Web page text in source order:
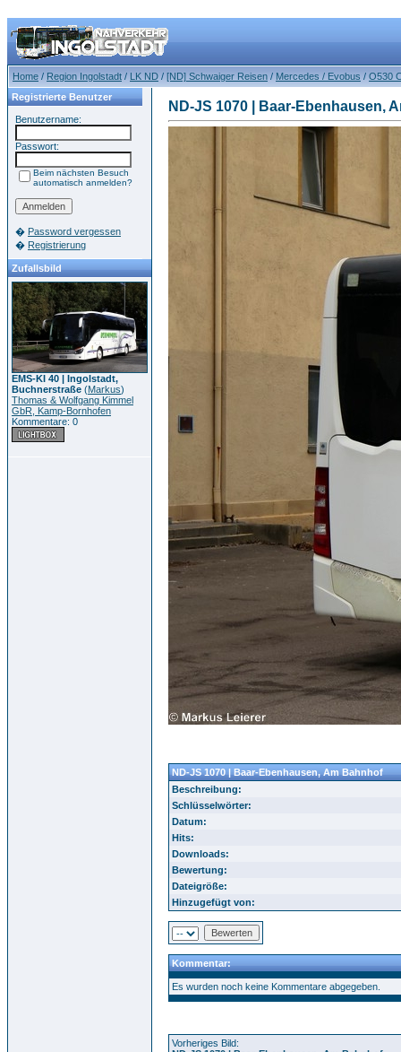
Home / Region Ingolstadt / LK ND / [ND] Schwaiger Reisen / Mercedes / Evobus / O530
Registrierte Benutzer
Benutzername:
Passwort:
Beim nächsten Besuch
automatisch anmelden?
� Password vergessen
� Registrierung
Zufallsbild
EMS-KI 40 | Ingolstadt,
Buchnerstraße (Markus)
Thomas & Wolfgang Kimmel
GbR, Kamp-Bornhofen
Kommentare: 0
ND-JS 1070 | Baar-Ebenhausen,
ND-JS 1070 | Baar-Ebenhausen, Am Bahnhof
Beschreibung:
Schlüsselwörter:
Datum:
Hits:
Downloads:
Bewertung:
Dateigröße:
Hinzugefügt von:
Kommentar:
Es wurden noch keine Kommentare abgegeben.
Vorheriges Bild: